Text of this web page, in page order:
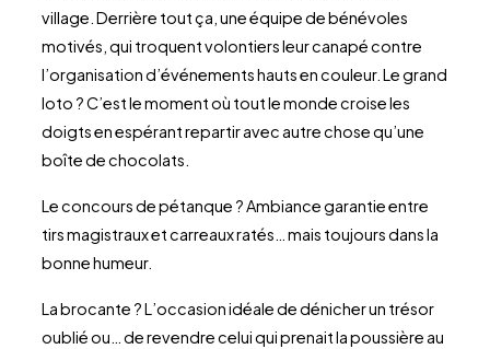
village. Derrière tout ça, une équipe de bénévoles
motivés, qui troquent volontiers leur canapé contre
l’organisation d’événements hauts en couleur. Le grand
loto ? C’est le moment où tout le monde croise les
doigts en espérant repartir avec autre chose qu’une
boîte de chocolats.
Le concours de pétanque ? Ambiance garantie entre
tirs magistraux et carreaux ratés… mais toujours dans la
bonne humeur.
La brocante ? L’occasion idéale de dénicher un trésor
oublié ou… de revendre celui qui prenait la poussière au